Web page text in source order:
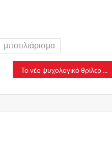
μποτιλιάρισμα
Το νέο ψυχολογικό θρίλερ με τον Γουίλεμ Νταφόε λέγεται «The Man in My Basement»